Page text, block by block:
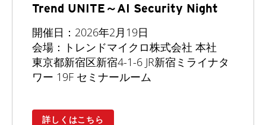
Trend UNITE～AI Security Night
開催日：2026年2月19日
会場：トレンドマイクロ株式会社 本社
東京都新宿区新宿4-1-6 JR新宿ミライナタ
ワー 19F セミナールーム
詳しくはこちら